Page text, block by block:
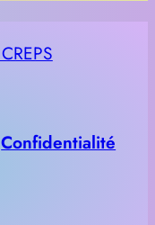
Confidentialité